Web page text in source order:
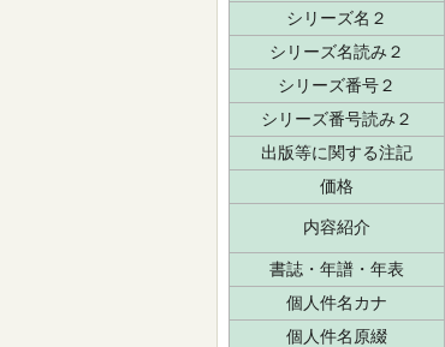
シリーズ名２
シリーズ名読み２
シリーズ番号２
シリーズ番号読み２
出版等に関する注記
価格
内容紹介
書誌・年譜・年表
個人件名カナ
個人件名原綴